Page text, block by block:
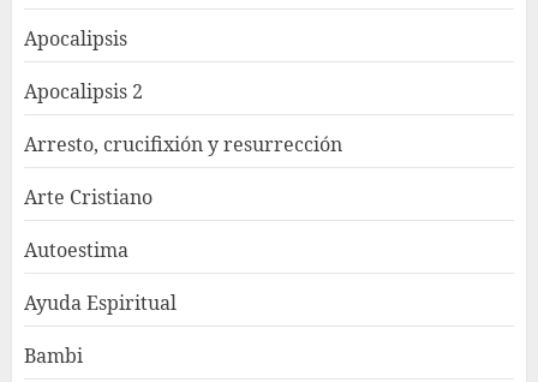
Apocalipsis
Apocalipsis 2
Arresto, crucifixión y resurrección
Arte Cristiano
Autoestima
Ayuda Espiritual
Bambi